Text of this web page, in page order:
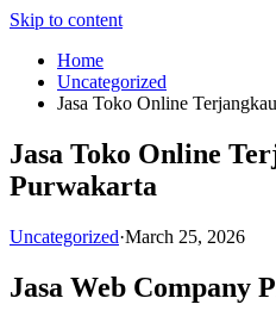
Skip to content
Home
Uncategorized
Jasa Toko Online
Jasa Toko Online
Purwakarta
Uncategorized·March 25, 2026
Jasa Web Company